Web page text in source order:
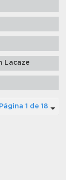
Lacaze
Página 1 de 18